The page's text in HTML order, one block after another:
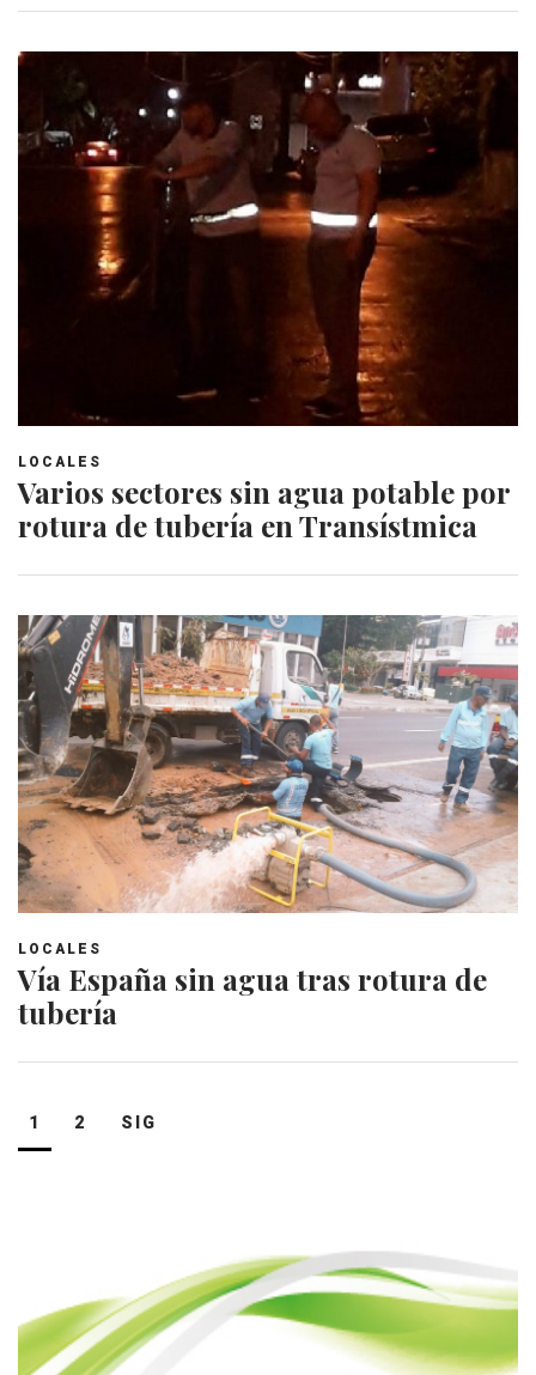
LOCALES
Varios sectores sin agua potable por
rotura de tubería en Transístmica
LOCALES
Vía España sin agua tras rotura de
tubería
Navegación
de
1 2 SIG